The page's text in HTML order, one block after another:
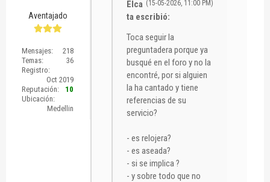
Aventajado
Mensajes:
218
Temas:
36
Registro:
Oct 2019
Reputación:
10
Ubicación:
Medellin
(15-05-2026, 11:00 PM)
Elca
ta escribió:
Toca seguir la
preguntadera porque ya
busqué en el foro y no la
encontré, por si alguien
la ha cantado y tiene
referencias de su
servicio?
- es relojera?
- es aseada?
- si se implica ?
- y sobre todo que no